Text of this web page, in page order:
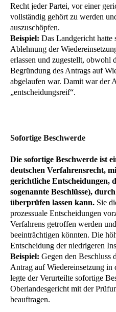
Recht jeder Partei, vor einer
vollständig gehört zu werden
auszuschöpfen.
Beispiel: Das Landgericht hatte
Ablehnung der
erlassen und zugestellt, obwohl
Begründung des Antrags auf
abgelaufen war. Damit war der
„entscheidungsreif“.
Sofortige Beschwerde
Die sofortige Beschwerde ist
deutschen Verfahrensrecht,
gerichtliche Entscheidungen,
sogenannte Beschlüsse),
überprüfen lassen kann. Sie
prozessuale Entscheidungen
Verfahrens getroffen werden
beeinträchtigen könnten. Die
Entscheidung der niedrigeren
Beispiel: Gegen den Beschluss
Antrag auf Wiedereinsetzung
legte der Verurteilte sofortige
Oberlandesgericht mit der
beauftragen.